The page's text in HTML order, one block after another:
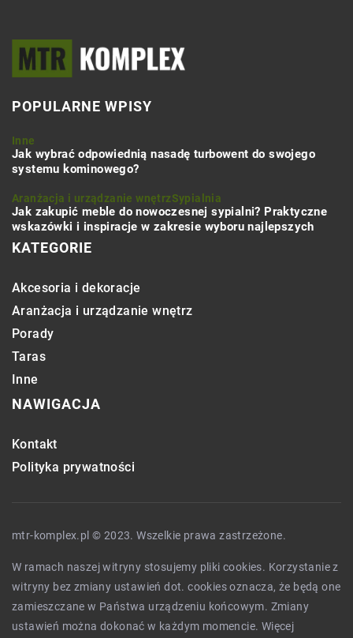
POPULARNE WPISY
Inne
Jak wybrać odpowiednią nasadę turbowent do swojego
systemu kominowego?
Aranżacja i urządzanie wnętrzSypialnia
Jak zakupić meble do nowoczesnej sypialni? Praktyczne
wskazówki i inspiracje w zakresie wyboru najlepszych
KATEGORIE
Akcesoria i dekoracje
Aranżacja i urządzanie wnętrz
Porady
Taras
Inne
NAWIGACJA
Kontakt
Polityka prywatności
mtr-komplex.pl © 2023. Wszelkie prawa zastrzeżone.
W ramach naszej witryny stosujemy pliki cookies. Korzystanie z
witryny bez zmiany ustawień dot. cookies oznacza, że będą one
zamieszczane w Państwa urządzeniu końcowym. Zmiany
ustawień można dokonać w każdym momencie. Więcej